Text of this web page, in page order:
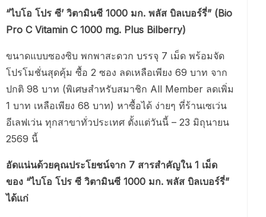
“ไบโอ โปร ซี’ วิตามินซี 1000 มก. พลัส บิลเบอร์รี่” (Bio
Pro C Vitamin C 1000 mg. Plus Bilberry)
ขนาดแบบซองซิบ พกพาสะดวก บรรจุ 7 เม็ด พร้อมจัด
โปรโมชั่นสุดคุ้ม ซื้อ 2 ซอง ลดเหลือเพียง 69 บาท จาก
ปกติ 98 บาท (พิเศษสำหรับสมาชิก All Member ลดเพิ่ม
1 บาท เหลือเพียง 68 บาท) หาซื้อได้ ง่ายๆ ที่ร้านเซเว่น
อีเลฟเว่น ทุกสาขาทั่วประเทศ ตั้งแต่วันนี้ – 23 มิถุนายน
2569 นี้
อัดแน่นด้วยคุณประโยชน์จาก 7 สารสำคัญใน 1 เม็ด
ของ “ไบโอ โปร ซี วิตามินซี 1000 มก. พลัส บิลเบอร์รี่”
ได้แก่